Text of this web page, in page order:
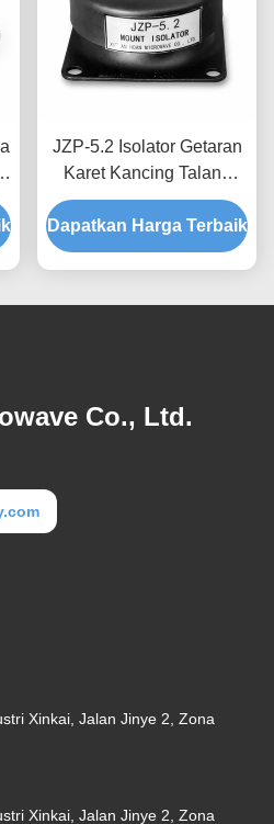
JZP-5.2 Isolator Getaran
Karet Kancing Talang
Tahan Korosi Dudukan
Peredam Kejut untuk
Penguliran Presisi
Dapatkan Harga Terbaik
Co., Ltd.
Xinkai, Jalan Jinye 2, Zona
Xinkai, Jalan Jinye 2, Zona